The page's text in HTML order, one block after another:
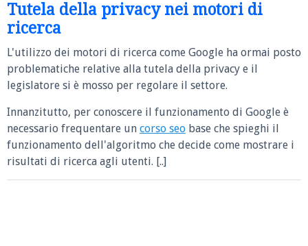
Tutela della privacy nei motori di
ricerca
L'utilizzo dei motori di ricerca come Google ha ormai posto
problematiche relative alla tutela della privacy e il
legislatore si è mosso per regolare il settore.
Innanzitutto, per conoscere il funzionamento di Google è
necessario frequentare un corso seo base che spieghi il
funzionamento dell'algoritmo che decide come mostrare i
risultati di ricerca agli utenti. [..]